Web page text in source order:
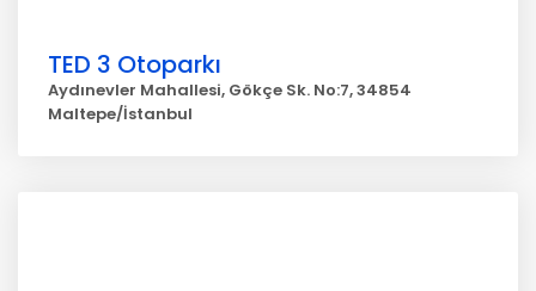
TED 3 Otoparkı
Aydınevler Mahallesi, Gökçe Sk. No:7, 34854
Maltepe/İstanbul